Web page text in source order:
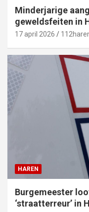
Minderjarige
geweldsfeiten in
17 april 2026
HAREN
Burgemeester
‘straatterreur’ in